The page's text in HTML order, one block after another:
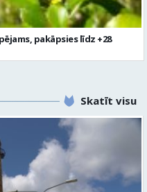
pakāpsies līdz +28
Skatīt visu